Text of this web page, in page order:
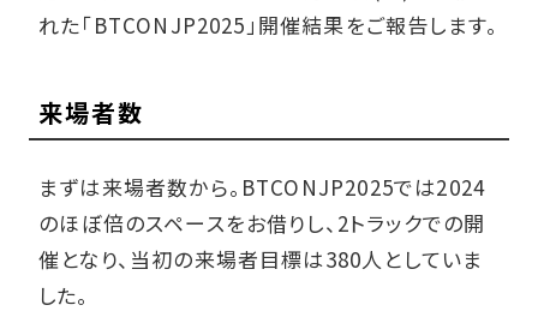
れた「BTCONJP2025」開催結果をご報告します。
来場者数
まずは来場者数から。BTCONJP2025では2024
のほぼ倍のスペースをお借りし、2トラックでの開
催となり、当初の来場者目標は380人としていま
した。